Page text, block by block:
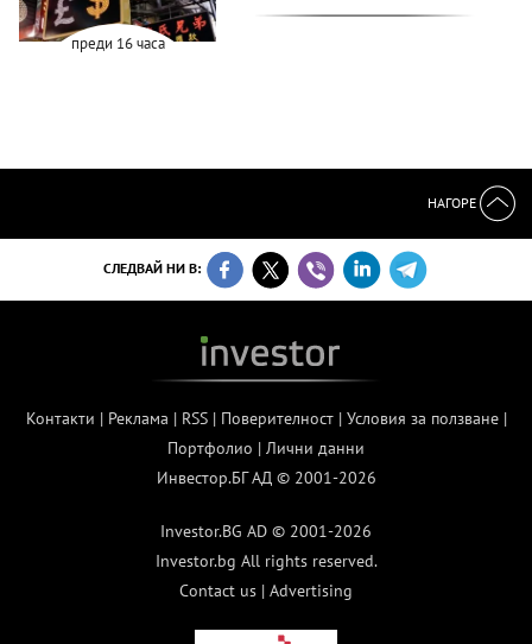
преди 16 часа
НАГОРЕ
СЛЕДВАЙ НИ В:
Контакти | Реклама | RSS| Поверителност| Условия за ползване|
Портфолио | Лични данни
Инвестор.БГ АД © 2001-2026
Investor.BG AD © 2001-2026
Investor.bg All rights reserved.
Contact us | Advertising